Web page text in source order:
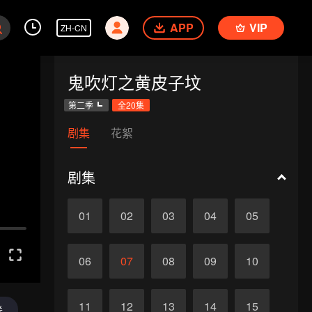
ZH-CN APP VIP
鬼吹灯之黄皮子坟
第二季 全20集
剧集 花絮
剧集
01 02 03 04 05
06 07 08 09 10
11 12 13 14 15